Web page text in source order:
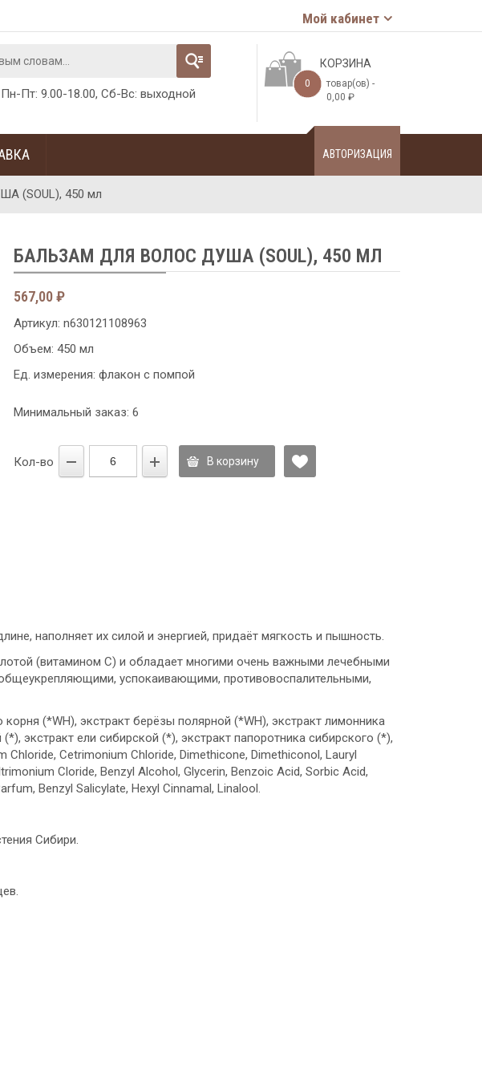
Мой кабинет
КОРЗИНА
0
товар(ов) -
0,00₽
Пн-Пт: 9.00-18.00, Сб-Вс: выходной
АВТОРИЗАЦИЯ
(SOUL), 450 мл
БАЛЬЗАМ ДЛЯ ВОЛОС ДУША (SOUL), 450 МЛ
567,00₽
Артикул:n630121108963
Объем: 450 мл
Ед. измерения: флакон с помпой
Минимальный заказ: 6
Кол-во В корзину
наполняет их силой и энергией, придаёт мягкость и пышность.
(витамином С) и обладает многими очень важными лечебными
успокаивающими, противовоспалительными,
(*WH), экстракт берёзы полярной (*WH), экстракт лимонника
экстракт ели сибирской (*), экстракт папоротника сибирского (*),
Cetrimonium Chloride, Dimethicone, Dimethiconol, Lauryl
Cloride, Benzyl Alcohol, Glycerin, Benzoic Acid, Sorbic Acid,
Benzyl Salicylate, Hexyl Cinnamal, Linalool.
Сибири.